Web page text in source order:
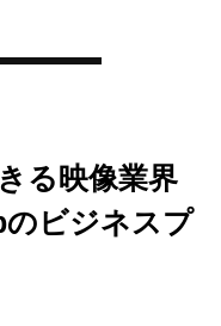
る映像業界
ビジネスプ